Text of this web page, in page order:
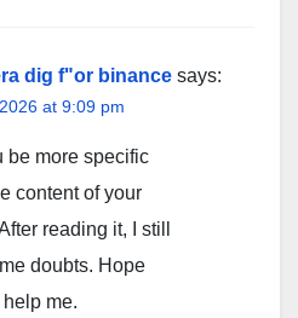
dig f"or binance says:
at 9:09 pm
be more specific
content of your
reading it, I still
doubts. Hope
me.